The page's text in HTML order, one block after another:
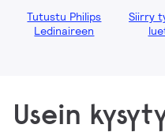
Tutustu Philips
Ledinaireen
Siirry
Usein